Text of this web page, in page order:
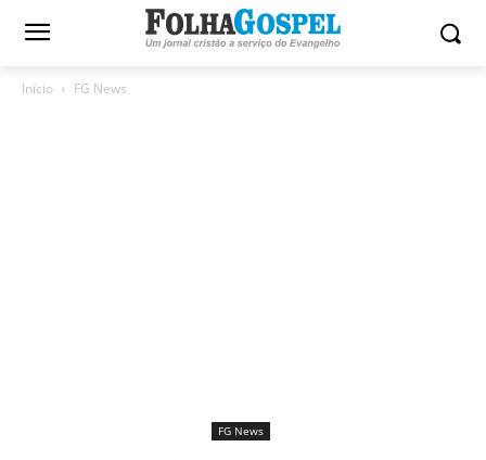
Início FG News
FG News